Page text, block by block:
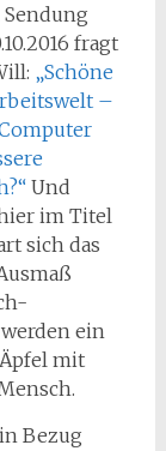
fragt
„Schöne
–
Und
im Titel
sich das
ein
mit
Bezug